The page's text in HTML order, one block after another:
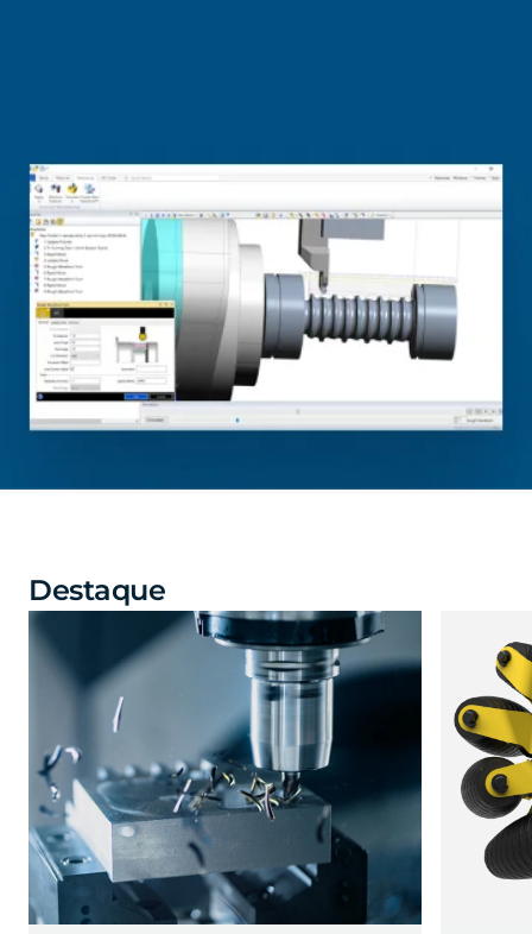
Destaque